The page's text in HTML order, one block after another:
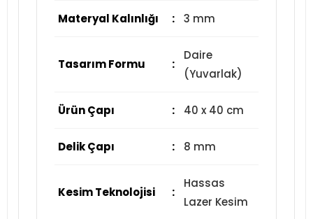
Materyal Kalınlığı : 3 mm
Tasarım Formu :
Daire
(Yuvarlak)
Ürün Çapı : 40 x 40 cm
Delik Çapı : 8 mm
Kesim Teknolojisi :
Hassas
Lazer Kesim